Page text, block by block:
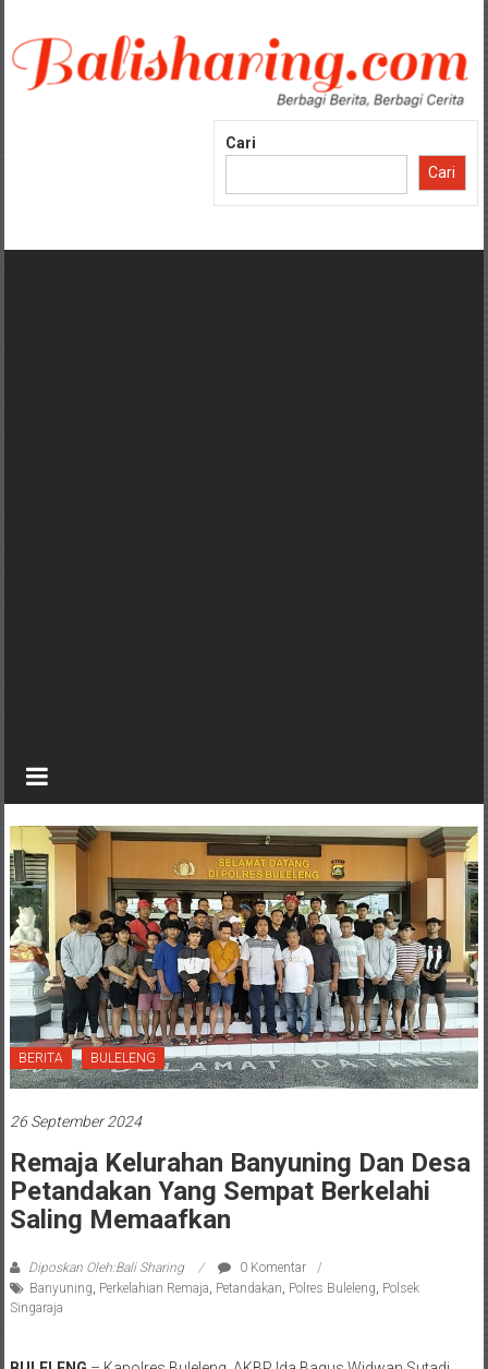
konten
Cari
Cari
BERITA BULELENG
26 September 2024
Remaja Kelurahan Banyuning Dan Desa
Petandakan Yang Sempat Berkelahi
Saling Memaafkan
Diposkan Oleh:Bali Sharing
0 Komentar
Banyuning Perkelahian Remaja Petandakan Polres Buleleng Polsek
Singaraja